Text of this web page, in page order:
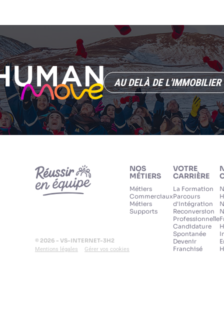
AU DELÀ DE L'IMMOBILIER
© 2026 - VS-INTERNET-3H2
Mentions légales Gérer vos cookies
NOS
MÉTIERS
Métiers
Commerciaux
Métiers
Supports
VOTRE
CARRIÈRE
La Formation
Parcours
d'Intégration
Reconversion
Professionnelle
Candidature
Spontanée
Devenir
Franchisé